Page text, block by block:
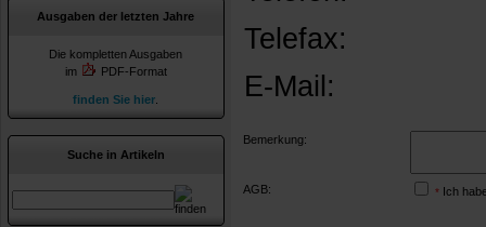
Ausgaben der letzten Jahre
Die kompletten Ausgaben
im
PDF-Format
finden Sie hier
Suche in Artikeln
Telefax:
E-Mail:
Bemerkung:
AGB: * Ich